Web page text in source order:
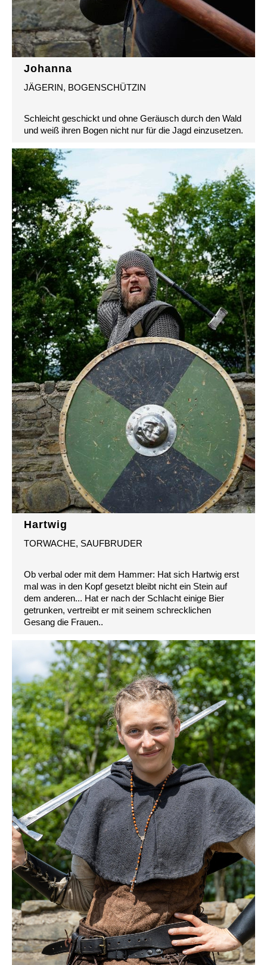
Johanna
JÄGERIN, BOGENSCHÜTZIN
Schleicht geschickt und ohne Geräusch durch den Wald
und weiß ihren Bogen nicht nur für die Jagd einzusetzen.
Hartwig
TORWACHE, SAUFBRUDER
Ob verbal oder mit dem Hammer: Hat sich Hartwig erst
mal was in den Kopf gesetzt bleibt nicht ein Stein auf
dem anderen... Hat er nach der Schlacht einige Bier
getrunken, vertreibt er mit seinem schrecklichen
Gesang die Frauen..